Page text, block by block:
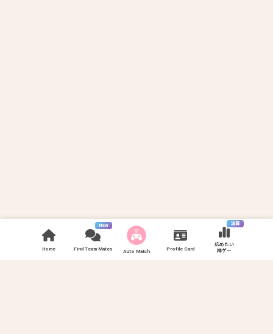
Home
New
Find Team Mates Auto Match Profile Card
注目
広めたい
神ゲー